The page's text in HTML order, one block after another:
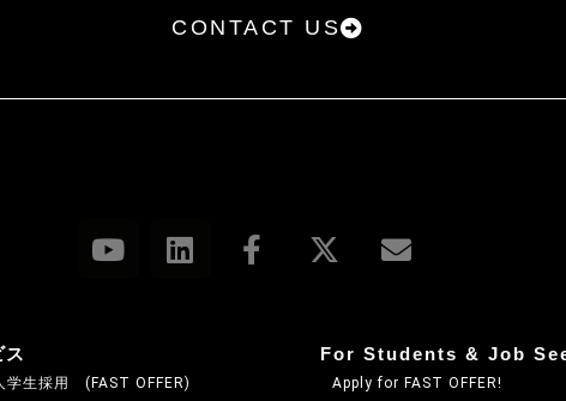
CONTACT US
ス
学生採用 (FAST OFFER)
For Students & Job
Apply for FAST OFFER!